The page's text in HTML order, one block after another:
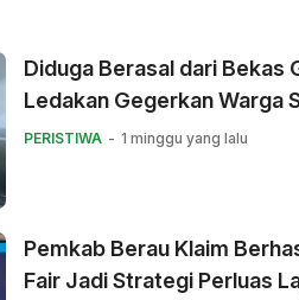
Diduga Berasal dari Bekas
Ledakan Gegerkan Warga
PERISTIWA 1 minggu yang lalu
Pemkab Berau Klaim
Fair Jadi Strategi Perluas